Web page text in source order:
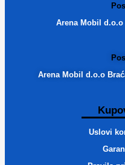
Arena Mobil d.o.o
Arena Mobil d.o.o
Uslovi